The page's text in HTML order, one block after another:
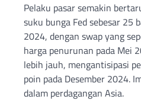
Pelaku pasar semakin
suku bunga Fed sebesar 25
2024, dengan swap yang
harga penurunan pada Mei
lebih jauh, mengantisipasi
poin pada Desember 2024.
dalam perdagangan Asia.